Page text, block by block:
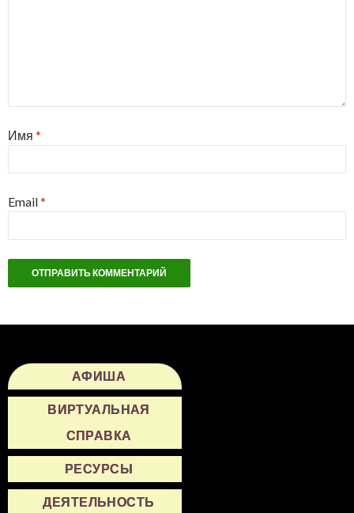
Имя *
Email*
АФИША
ВИРТУАЛЬНАЯ
СПРАВКА
РЕСУРСЫ
ДЕЯТЕЛЬНОСТЬ